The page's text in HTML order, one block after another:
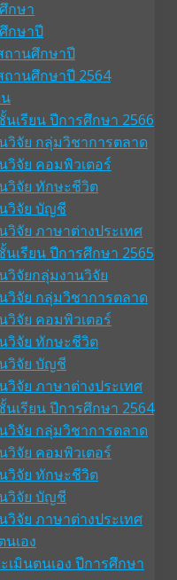
กษา
กษาปี
ถานศึกษาปี
ถานศึกษาปี 2564
เรียน ปีการศึกษา 2566
วิจัย กลุ่มวิชาการตลาด
วิจัย คอมพิวเตอร์
วิจัย ทักษะชีวิต
วิจัย บัญชี
จัย ภาษาต่างประเทศ
เรียน ปีการศึกษา 2565
วิจัยกลุ่มงานวิจัย
วิจัย กลุ่มวิชาการตลาด
วิจัย คอมพิวเตอร์
วิจัย ทักษะชีวิต
วิจัย บัญชี
จัย ภาษาต่างประเทศ
เรียน ปีการศึกษา 2564
วิจัย กลุ่มวิชาการตลาด
วิจัย คอมพิวเตอร์
วิจัย ทักษะชีวิต
วิจัย บัญชี
จัย ภาษาต่างประเทศ
เอง
เมินตนเอง ปีการศึกษา